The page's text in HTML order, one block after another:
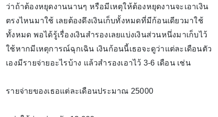
ว่าถ้าต้องหยุดงานนานๆ หรือมีเหตุให้ต้องหยุดงานจะเอาเงิน
ตรงไหนมาใช้ เลยต้องดึงเงินเก็บทั้งหมดที่มีก้อนเดียวมาใช้
ทั้งหมด พอได้รู้เรื่องเงินสำรองเลยแบ่งเงินส่วนหนึ่งมาเก็บไว้
ใช้หากมีเหตุการณ์ฉุกเฉิน เงินก้อนนี้เธอจะดูว่าแต่ละเดือนตัว
เองมีรายจ่ายอะไรบ้าง แล้วสำรองเอาไว้ 3-6 เดือน เช่น
รายจ่ายของเธอแต่ละเดือนประมาณ 25000